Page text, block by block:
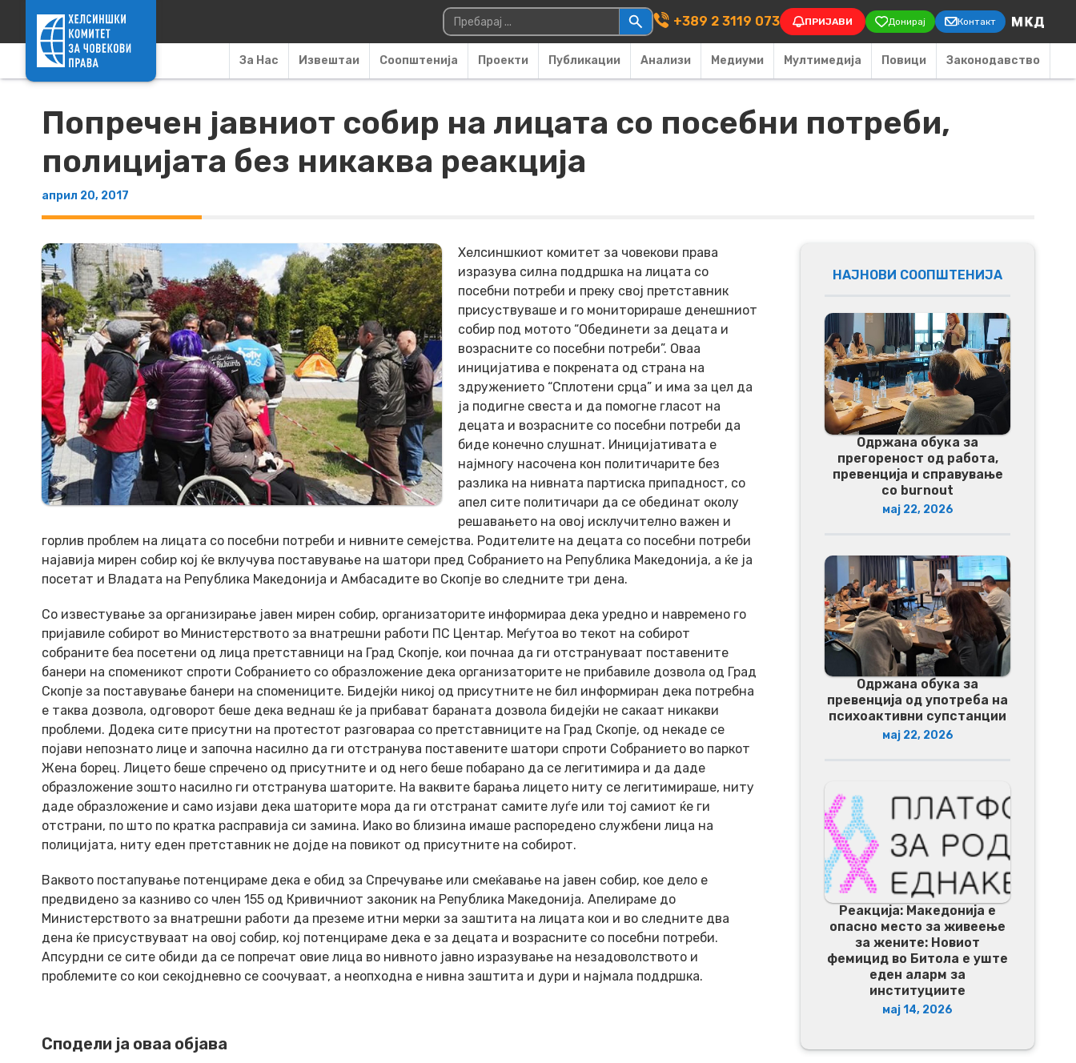
Main Navigation
Пребарувај за: +389 2 3119 073 ПРИЈАВИ Донирај Контакт
За Нас Извештаи Соопштенија Проекти Публикации Анализи Медиуми Мултимедија Повици Законодавство
Попречен јавниот собир на лицата со посебни потреби,
полицијата без никаква реакција
април 20, 2017
Хелсиншкиот комитет за човекови права
изразува силна поддршка на лицата со
посебни потреби и преку свој претставник
присуствуваше и го мониторираше денешниот
собир под мотото “Обединети за децата и
возрасните со посебни потреби”. Оваа
иницијатива е покрената од страна на
здружението “Сплотени срца” и има за цел да
ја подигне свеста и да помогне гласот на
децата и возрасните со посебни потреби да
биде конечно слушнат. Иницијативата е
најмногу насочена кон политичарите без
разлика на нивната партиска припадност, со
апел сите политичари да се обединат околу
решавањето на овој исклучително важен и
горлив проблем на лицата со посебни потреби и нивните семејства. Родителите на децата со посебни потреби
најавија мирен собир кој ќе вклучува поставување на шатори пред Собранието на Република Македонија, а ќе ја
посетат и Владата на Република Македонија и Амбасадите во Скопје во следните три дена.
Со известување за организирање јавен мирен собир, организаторите информираа дека уредно и навремено го
пријавиле собирот во Министерството за внатрешни работи ПС Центар. Меѓутоа во текот на собирот
собраните беа посетени од лица претставници на Град Скопје, кои почнаа да ги отстрануваат поставените
банери на споменикот спроти Собранието со образложение дека организаторите не прибавиле дозвола од Град
Скопје за поставување банери на спомениците. Бидејќи никој од присутните не бил информиран дека потребна
е таква дозвола, одговорот беше дека веднаш ќе ја прибават бараната дозвола бидејќи не сакаат никакви
проблеми. Додека сите присутни на протестот разговараа со претставниците на Град Скопје, од некаде се
појави непознато лице и започна насилно да ги отстранува поставените шатори спроти Собранието во паркот
Жена борец. Лицето беше спречено од присутните и од него беше побарано да се легитимира и да даде
образложение зошто насилно ги отстранува шаторите. На ваквите барања лицето ниту се легитимираше, ниту
даде образложение и само изјави дека шаторите мора да ги отстранат самите луѓе или тој самиот ќе ги
отстрани, по што по кратка расправија си замина. Иако во близина имаше распоредено службени лица на
полицијата, ниту еден претставник не дојде на повикот од присутните на собирот.
Ваквото постапување потенцираме дека е обид за Спречување или смеќавање на јавен собир, кое дело е
предвидено за казниво со член 155 од Кривичниот законик на Република Македонија. Апелираме до
Министерството за внатрешни работи да преземе итни мерки за заштита на лицата кои и во следните два
дена ќе присуствуваат на овој собир, кој потенцираме дека е за децата и возрасните со посебни потреби.
Апсурдни се сите обиди да се попречат овие лица во нивното јавно изразување на незадоволството и
проблемите со кои секојдневно се соочуваат, а неопходна е нивна заштита и дури и најмала поддршка.
Сподели ја оваа објава
НАЈНОВИ СООПШТЕНИЈА
Одржана обука за
прегореност од работа,
превенција и справување
со burnout
мај 22, 2026
Одржана обука за
превенција од употреба на
психоактивни супстанции
мај 22, 2026
Реакција: Македонија е
опасно место за живеење
за жените: Новиот
фемицид во Битола е уште
еден аларм за
институциите
мај 14, 2026